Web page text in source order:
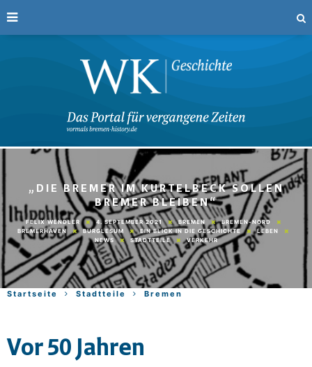
„DIE BREMER IM KURTELBECK SOLLEN
BREMER BLEIBEN“
FELIX WENDLER 4. SEPTEMBER 2021 BREMEN
BREMEN-NORD
BREMERHAVEN
BURGLESUM EIN BLICK IN DIE GESCHICHTE
LEBEN
NEWS
STADTTEILE VERKEHR
Startseite Stadtteile Bremen
Vor 50 Jahren